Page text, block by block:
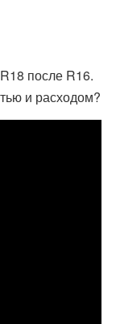
после R16.
и расходом?